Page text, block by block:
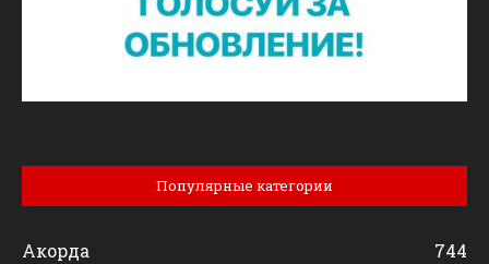
Популярные категории
Акорда
744